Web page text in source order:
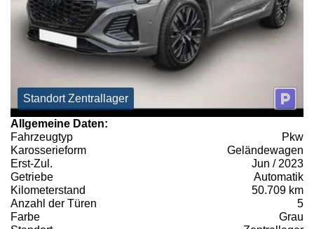
Standort Zentrallager
Allgemeine Daten:
Fahrzeugtyp
Pkw
Karosserieform
Geländewagen
Erst-Zul.
Jun / 2023
Getriebe
Automatik
Kilometerstand
50.709 km
Anzahl der Türen
5
Farbe
Grau